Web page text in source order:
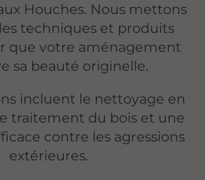
Houches. Nous mettons
techniques et produits
que votre aménagement
sa beauté originelle.
incluent le nettoyage en
traitement du bois et une
contre les agressions
extérieures.